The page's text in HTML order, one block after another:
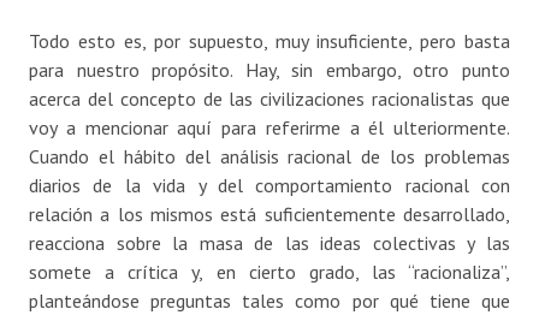
Todo esto es, por supuesto, muy insuficiente, pero basta
para nuestro propósito. Hay, sin embargo, otro punto
acerca del concepto de las civilizaciones racionalistas que
voy a mencionar aquí para referirme a él ulteriormente.
Cuando el hábito del análisis racional de los problemas
diarios de la vida y del comportamiento racional con
relación a los mismos está suficientemente desarrollado,
reacciona sobre la masa de las ideas colectivas y las
somete a crítica y, en cierto grado, las “racionaliza”,
planteándose preguntas tales como por qué tiene que